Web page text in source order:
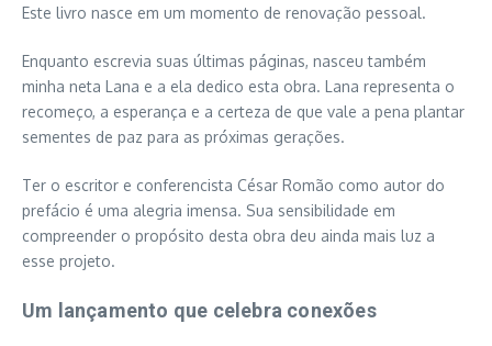
Este livro nasce em um momento de renovação pessoal.
Enquanto escrevia suas últimas páginas, nasceu também
minha neta Lana e a ela dedico esta obra. Lana representa o
recomeço, a esperança e a certeza de que vale a pena plantar
sementes de paz para as próximas gerações.
Ter o escritor e conferencista César Romão como autor do
prefácio é uma alegria imensa. Sua sensibilidade em
compreender o propósito desta obra deu ainda mais luz a
esse projeto.
Um lançamento que celebra conexões